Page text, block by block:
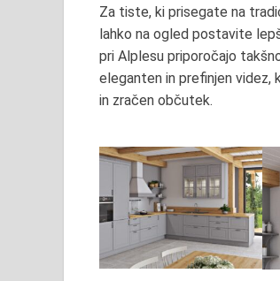
Za tiste, ki prisegate na
lahko na ogled postavite
pri Alplesu priporočajo
eleganten in prefinjen videz,
in zračen občutek.